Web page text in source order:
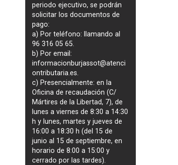
periodo ejecutivo, se podrán
solicitar los documentos de
pago:
a) Por teléfono: llamando al
96 316 05 65.
b) Por email:
informacionburjassot@atenci
ontributaria.es.
c) Presencialmente: en la
Oficina de recaudación (C/
Mártires de la Libertad, 7), de
lunes a viernes de 8:30 a 14:30
h y lunes, martes y jueves de
16:00 a 18:30 h (del 15 de
junio al 15 de septiembre, en
horario de 8:00 a 15:00 y
cerrado por las tardes).